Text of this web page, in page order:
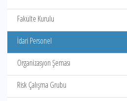
Fakülte Kurulu
İdari Personel
Organizasyon Şeması
Risk Çalışma Grubu